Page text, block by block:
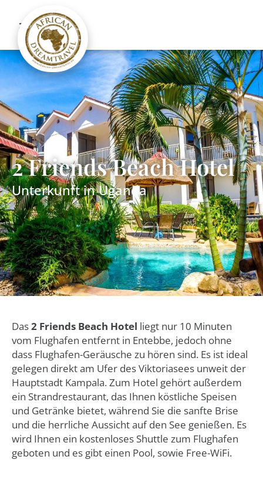
2 Friends Beach Hotel
Unterkunft inUganda
Das2 Friends Beach Hotel liegt nur 10 Minuten
vom Flughafen entfernt in Entebbe, jedoch ohne
dass Flughafen-Geräusche zu hören sind. Es ist ideal
gelegen direkt am Ufer des Viktoriasees unweit der
Hauptstadt Kampala. Zum Hotel gehört außerdem
ein Strandrestaurant, das Ihnen köstliche Speisen
und Getränke bietet, während Sie die sanfte Brise
und die herrliche Aussicht auf den See genießen. Es
wird Ihnen ein kostenloses Shuttle zum Flughafen
geboten und es gibt einen Pool, sowie Free-WiFi.